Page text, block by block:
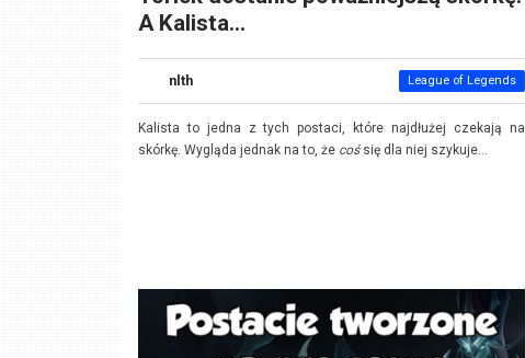
A Kalista…
nlth League of Legends
Kalista to jedna z tych postaci, które najdłużej czekają na
skórkę. Wygląda jednak na to, że cośsię dla niej szykuje...